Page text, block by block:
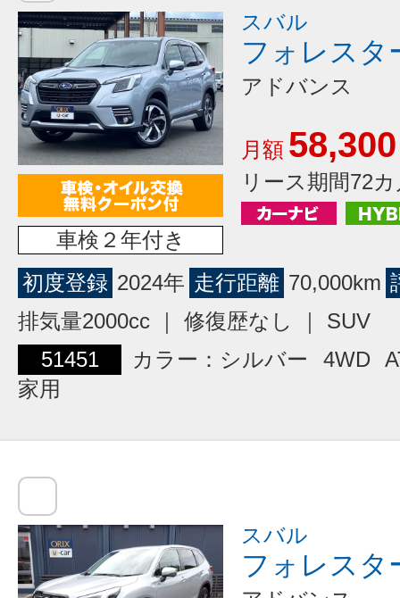
車検２年付き
スバル
フォレスタ
アドバンス
月額 58,300
リース期間72
初度登録 2024年 走行距離 70,000km
排気量2000cc ｜ 修復歴なし ｜ SUV
51451
カラー：シルバー 4WD
家用
スバル
フォレスタ